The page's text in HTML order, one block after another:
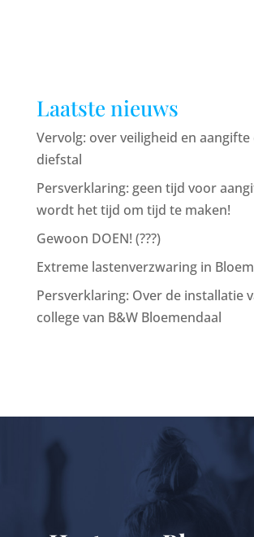
Laatste nieuws
Vervolg: over veiligheid en aangifte
diefstal
Persverklaring: geen tijd voor
wordt het tijd om tijd te maken!
Gewoon DOEN! (???)
Extreme lastenverzwaring in
Persverklaring: Over de installatie
college van B&W Bloemendaal